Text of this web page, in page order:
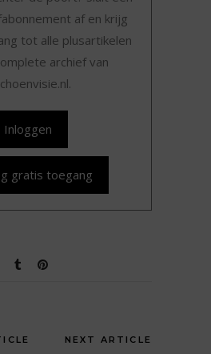
af en krijg
tot alle plusartikelen
archief van
Inloggen
gratis toegang
NEXT ARTICLE